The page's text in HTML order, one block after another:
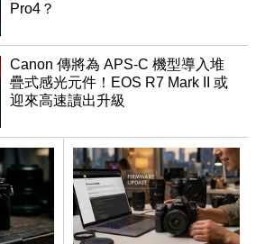
Pro4？
Canon 傳將為 APS-C 機型導入堆
疊式感光元件！EOS R7 Mark II 或
迎來高速讀出升級